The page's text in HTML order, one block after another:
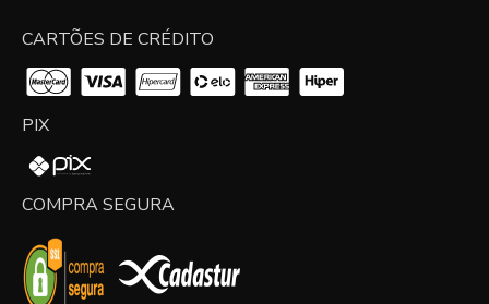
CARTÕES DE CRÉDITO
PIX
COMPRA SEGURA